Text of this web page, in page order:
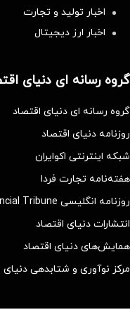
اخبار تولید و تجارت
اخبار ارز دیجیتال
گروه رسانه ای دنیای
گروه رسانه ای دنیای اقتصاد
روزنامه دنیای اقتصاد
شبکه اینترنتی اکوایران
هفته‌نامه تجارت فردا
روزنامه انگلیسی Financial Tribune
انتشارات دنیای اقتصاد
همایش‌های دنیای اقتصاد
مرکز نوآوری و شتابدهی دنیای